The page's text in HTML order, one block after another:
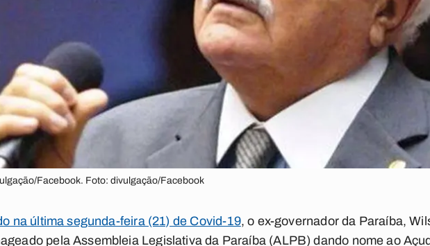
Facebook. Foto: divulgação/Facebook
na última segunda-feira (21) de Covid-19, o ex-governador da Paraíba,
pela Assembleia Legislativa da Paraíba (ALPB) dando nome ao